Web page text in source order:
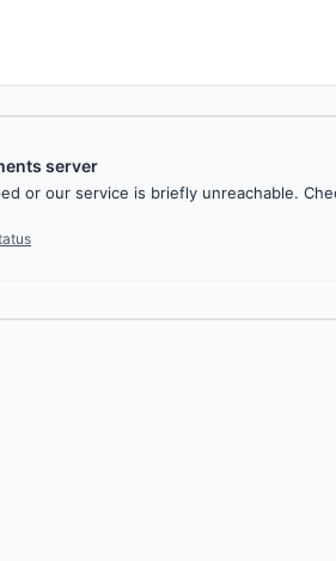
server
or our service is briefly unreachable.